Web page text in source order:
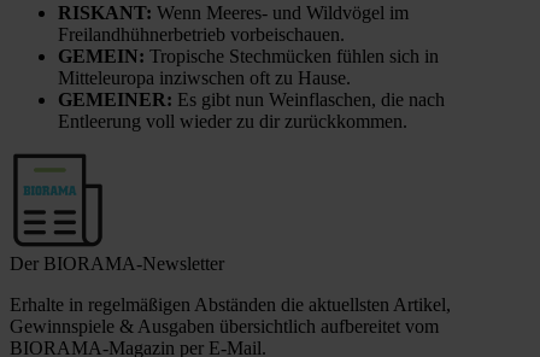
RISKANT: Wenn Meeres- und Wildvögel im
Freilandhühnerbetrieb vorbeischauen.
GEMEIN: Tropische Stechmücken fühlen sich in
Mitteleuropa inziwschen oft zu Hause.
GEMEINER: Es gibt nun Weinflaschen, die nach
Entleerung voll wieder zu dir zurückkommen.
Der BIORAMA-Newsletter
Erhalte in regelmäßigen Abständen die aktuellsten Artikel,
Gewinnspiele & Ausgaben übersichtlich aufbereitet vom
BIORAMA-Magazin per E-Mail.